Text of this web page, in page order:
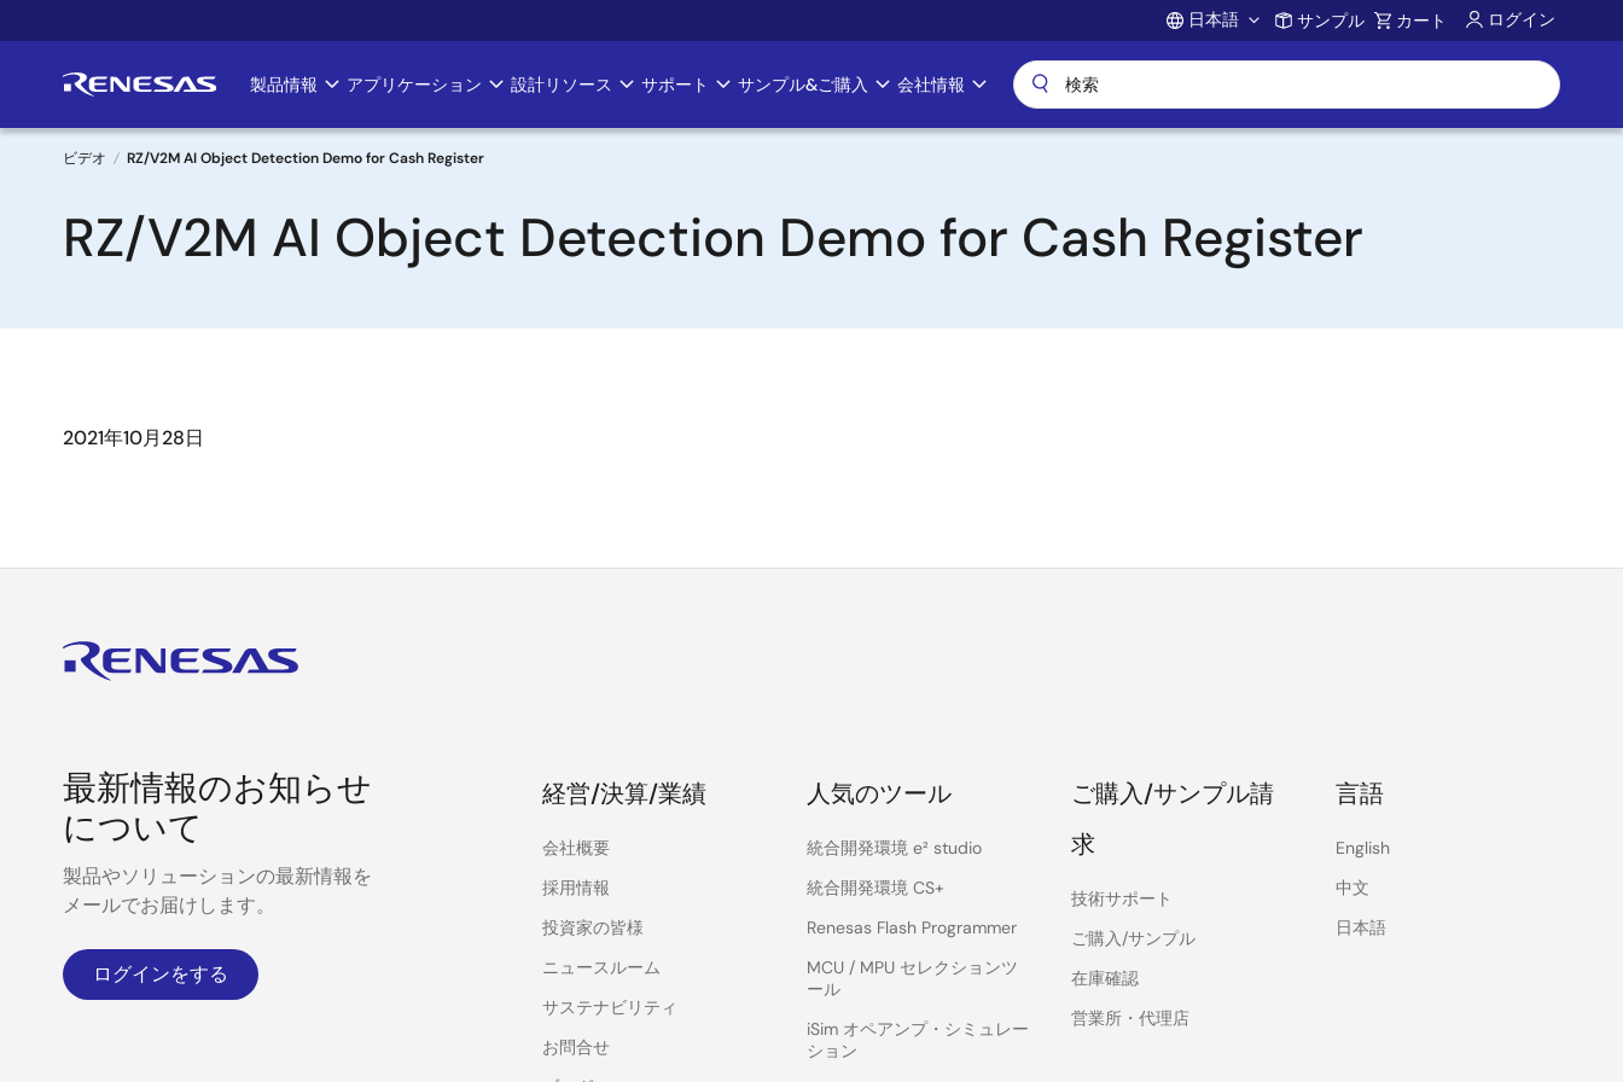
イ
ン
Account
日本語 サンプル カート ログイン
Main
navigation
製品情報 アプリケーション 設計リソース サポート サンプル&ご購入 会社情報
パ
ン
く
ビデオ RZ/V2M AI Object Detection Demo for Cash Register
RZ/V2M AI Object Detection Demo for Cash Register
2021年10月28日
最新情報のお知らせ
について
製品やソリューションの最新情報を
メールでお届けします。
ログインをする
経営/決算/業績
会社概要
採用情報
投資家の皆様
ニュースルーム
サステナビリティ
お問合せ
人気のツール
統合開発環境 e² studio
統合開発環境 CS+
Renesas Flash Programmer
MCU / MPU セレクションツ
ール
iSim オペアンプ・シミュレー
ション
ご購入/サンプル請
求
技術サポート
ご購入/サンプル
在庫確認
営業所・代理店
言語
English
中文
日本語